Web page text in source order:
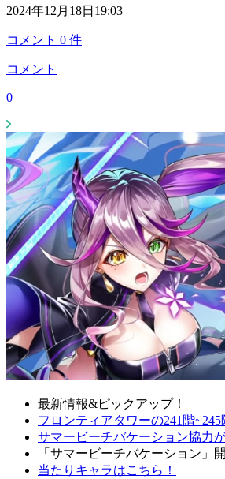
2024年12月18日19:03
コメント 0 件
コメント
0
最新情報&ピックアップ！
フロンティアタワーの241階~245
サマービーチバケーション協力が
「サマービーチバケーション」開
当たりキャラはこちら！